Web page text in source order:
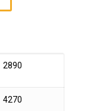
2890
4270